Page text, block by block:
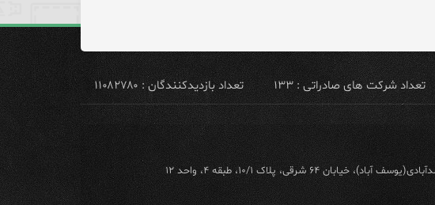
تعداد شرکت های صادراتی : ۱۳۳ تعداد بازدیدکنندگان : ۱۱۰۸۲۷۸۰
۶۴ شرقی، پلاک ۱۰/۱، طبقه ۴، واحد ۱۲